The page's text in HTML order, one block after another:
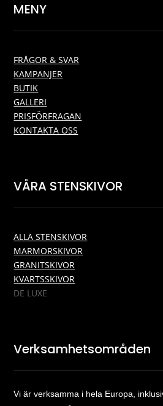
MENY
FRÅGOR & SVAR
KAMPANJER
BUTIK
GALLERI
PRISFÖRFRAGAN
KONTAKTA OSS
VÅRA STENSKIVOR
ALLA STENSKIVOR
MARMORSKIVOR
GRANITSKIVOR
KVARTSSKIVOR
DE LUXE
Verksamhetsområden
Vi är verksamma i hela Europa,